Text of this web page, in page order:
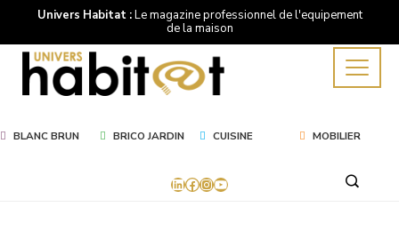
Univers Habitat :Le magazine professionnel de l'equipement
de la maison
BLANC BRUN BRICO JARDIN CUISINE MOBILIER
LinkedIn
Facebook
Instagram
YouTube